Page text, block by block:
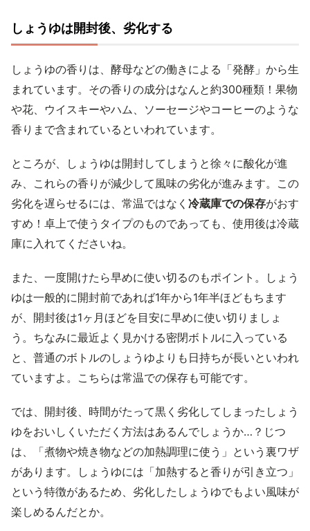
しょうゆは開封後、劣化する
しょうゆの香りは、酵母などの働きによる「発酵」から生
まれています。その香りの成分はなんと約300種類！果物
や花、ウイスキーやハム、ソーセージやコーヒーのような
香りまで含まれているといわれています。
ところが、しょうゆは開封してしまうと徐々に酸化が進
み、これらの香りが減少して風味の劣化が進みます。この
劣化を遅らせるには、常温ではなく 冷蔵庫での保存がおす
すめ！卓上で使うタイプのものであっても、使用後は冷蔵
庫に入れてくださいね。
また、一度開けたら早めに使い切るのもポイント。しょう
ゆは一般的に開封前であれば1年から1年半ほどもちます
が、開封後は1ヶ月ほどを目安に早めに使い切りましょ
う。ちなみに最近よく見かける密閉ボトルに入っている
と、普通のボトルのしょうゆよりも日持ちが長いといわれ
ていますよ。こちらは常温での保存も可能です。
では、開封後、時間がたって黒く劣化してしまったしょう
ゆをおいしくいただく方法はあるんでしょうか…？じつ
は、「煮物や焼き物などの加熱調理に使う」という裏ワザ
があります。しょうゆには「加熱すると香りが引き立つ」
という特徴があるため、劣化したしょうゆでもよい風味が
楽しめるんだとか。